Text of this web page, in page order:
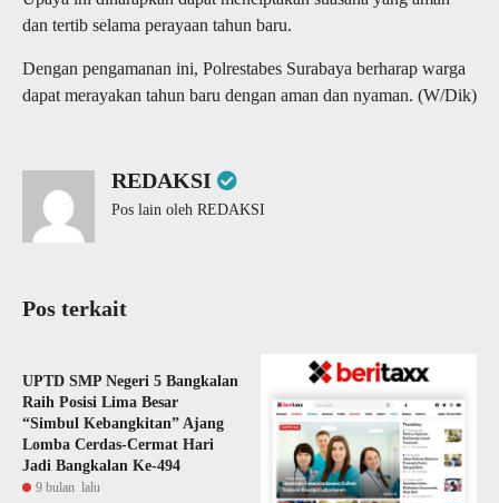
dan tertib selama perayaan tahun baru.
Dengan pengamanan ini, Polrestabes Surabaya berharap warga
dapat merayakan tahun baru dengan aman dan nyaman. (W/Dik)
REDAKSI
Pos lain oleh REDAKSI
Pos terkait
UPTD SMP Negeri 5 Bangkalan
Raih Posisi Lima Besar
“Simbul Kebangkitan” Ajang
Lomba Cerdas-Cermat Hari
Jadi Bangkalan Ke-494
9 bulan lalu